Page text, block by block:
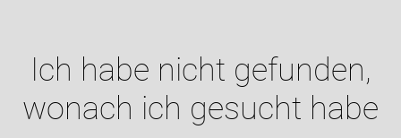
Ich habe nicht gefunden,
wonach ich gesucht habe